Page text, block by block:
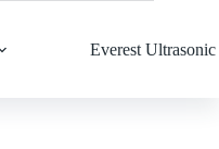
Everest Ultrasonic